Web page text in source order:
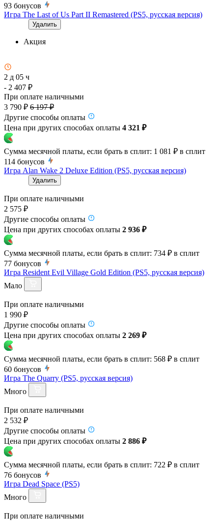
93 бонусов
Игра The Last of Us Part II Remastered (PS5, русская версия)
Удалить
Акция
2 д 05 ч
- 2 407 ₽
При оплате наличными
3 790 ₽ 6 197 ₽
Другие способы оплаты
Цена при других способах оплаты 4 321 ₽
Сумма месячной платы, если брать в сплит: 1 081 ₽ в сплит
114 бонусов
Игра Alan Wake 2 Deluxe Edition (PS5, русская версия)
Удалить
При оплате наличными
2 575 ₽
Другие способы оплаты
Цена при других способах оплаты 2 936 ₽
Сумма месячной платы, если брать в сплит: 734 ₽ в сплит
77 бонусов
Игра Resident Evil Village Gold Edition (PS5, русская версия)
Мало
При оплате наличными
1 990 ₽
Другие способы оплаты
Цена при других способах оплаты 2 269 ₽
Сумма месячной платы, если брать в сплит: 568 ₽ в сплит
60 бонусов
Игра The Quarry (PS5, русская версия)
Много
При оплате наличными
2 532 ₽
Другие способы оплаты
Цена при других способах оплаты 2 886 ₽
Сумма месячной платы, если брать в сплит: 722 ₽ в сплит
76 бонусов
Игра Dead Space (PS5)
Много
При оплате наличными